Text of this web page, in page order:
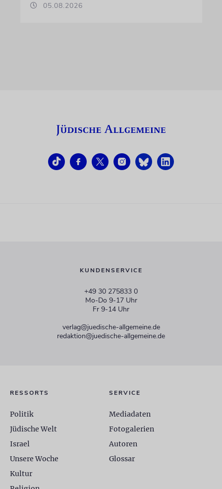
05.08.2026
KUNDENSERVICE
+49 30 275833 0
Mo-Do 9-17 Uhr
Fr 9-14 Uhr
verlag@juedische-allgemeine.de
redaktion@juedische-allgemeine.de
RESSORTS
Politik
Jüdische Welt
Israel
Unsere Woche
Kultur
SERVICE
Mediadaten
Fotogalerien
Autoren
Glossar